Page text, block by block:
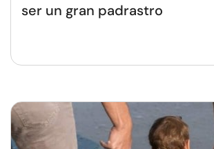
ser un gran padrastro